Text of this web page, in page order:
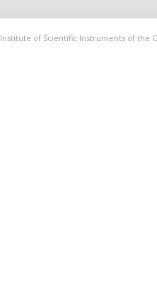
Institute of Scientific Instruments of the